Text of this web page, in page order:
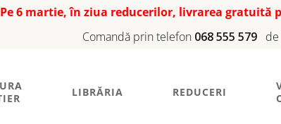
Pe 6 martie, în ziua reducerilor, livrarea gratuită
Comandă prin telefon 068 555 579 de
LIBRĂRIA REDUCERI